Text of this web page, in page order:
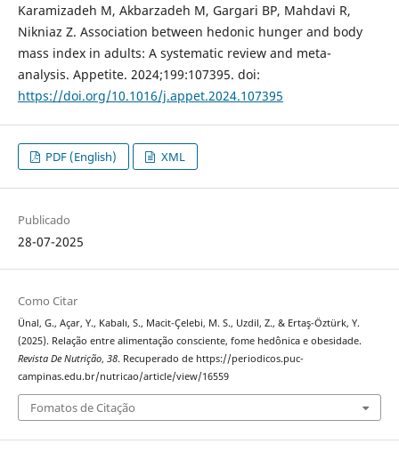
Karamizadeh M, Akbarzadeh M, Gargari BP, Mahdavi R,
Nikniaz Z. Association between hedonic hunger and body
mass index in adults: A systematic review and meta-
analysis. Appetite. 2024;199:107395. doi:
https://doi.org/10.1016/j.appet.2024.107395
PDF (English) XML
Publicado
28-07-2025
Como Citar
Ünal, G., Açar, Y., Kabalı, S., Macit-Çelebi, M. S., Uzdil, Z., & Ertaş-Öztürk, Y.
(2025). Relação entre alimentação consciente, fome hedônica e obesidade.
Revista De Nutrição, 38. Recuperado de https://periodicos.puc-
campinas.edu.br/nutricao/article/view/16559
Fomatos de Citação